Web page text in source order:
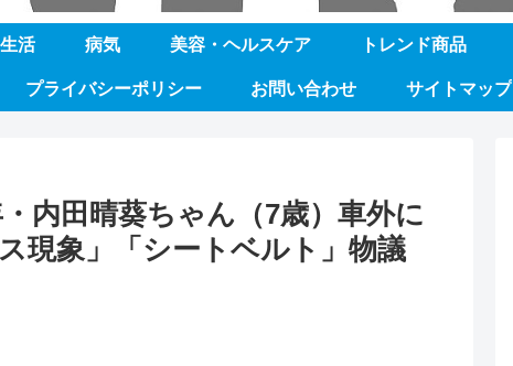
生活 病気 美容・ヘルスケア トレンド商品
プライバシーポリシー お問い合わせ サイトマップ
内田晴葵ちゃん（7歳）車外に
現象」「シートベルト」物議